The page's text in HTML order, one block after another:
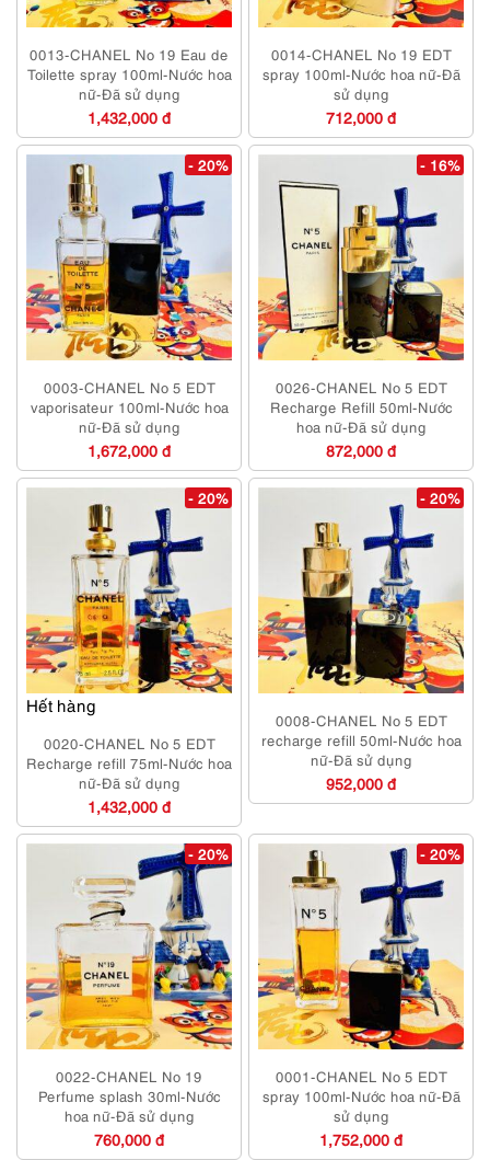
0013-CHANEL No 19 Eau de
Toilette spray 100ml-Nước hoa
nữ-Đã sử dụng
1,432,000 đ
0014-CHANEL No 19 EDT
spray 100ml-Nước hoa nữ-Đã
sử dụng
712,000 đ
- 20%
0003-CHANEL No 5 EDT
vaporisateur 100ml-Nước hoa
nữ-Đã sử dụng
1,672,000 đ
- 16%
0026-CHANEL No 5 EDT
Recharge Refill 50ml-Nước
hoa nữ-Đã sử dụng
872,000 đ
Hết hàng
- 20%
0020-CHANEL No 5 EDT
Recharge refill 75ml-Nước hoa
nữ-Đã sử dụng
1,432,000 đ
- 20%
0008-CHANEL No 5 EDT
recharge refill 50ml-Nước hoa
nữ-Đã sử dụng
952,000 đ
- 20%
0022-CHANEL No 19
Perfume splash 30ml-Nước
hoa nữ-Đã sử dụng
760,000 đ
- 20%
0001-CHANEL No 5 EDT
spray 100ml-Nước hoa nữ-Đã
sử dụng
1,752,000 đ